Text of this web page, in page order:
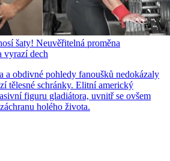
šaty! Neuvěřitelná proměna
vyrazí dech
a obdivné pohledy fanoušků nedokázaly
tělesné schránky. Elitní americký
figuru gladiátora, uvnitř se ovšem
holého života.